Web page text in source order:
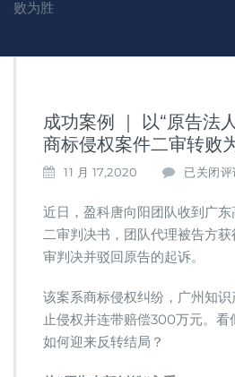
败为胜
成功案例 ｜ 以“原告法
商标侵权案件二审转败
11 月 17,2020
成
案
例
｜
以
告
法
人
已关闭评
近日，盈科唐向阳团队收到广
二审判决书，团队代理被告方
审判决并驳回原告的起诉。
该案系商标侵权纠纷，广州知
止侵权并连带赔偿300万元。
如何迎来反转结局？